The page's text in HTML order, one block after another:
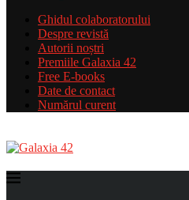
Ghidul colaboratorului
Despre revistă
Autorii noștri
Premiile Galaxia 42
Free E-books
Date de contact
Numărul curent